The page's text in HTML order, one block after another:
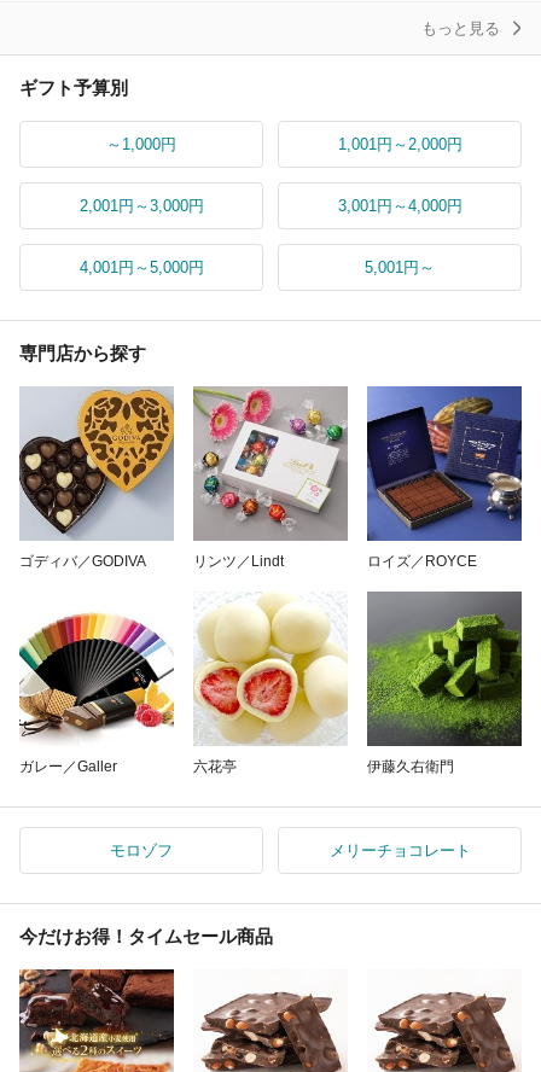
もっと見る
ギフト予算別
～1,000円 1,001円～2,000円
2,001円～3,000円 3,001円～4,000円
4,001円～5,000円 5,001円～
専門店から探す
ゴディバ／GODIVA リンツ／Lindt ロイズ／ROYCE
ガレー／Galler 六花亭 伊藤久右衛門
モロゾフ メリーチョコレート
今だけお得！タイムセール商品